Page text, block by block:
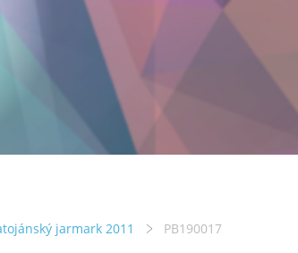
jarmark 2011 PB190017